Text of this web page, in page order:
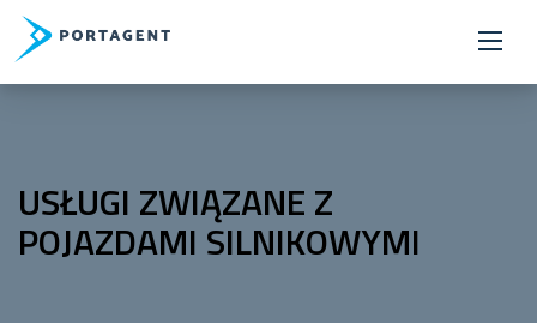
USŁUGI ZWIĄZANE Z
POJAZDAMI SILNIKOWYMI